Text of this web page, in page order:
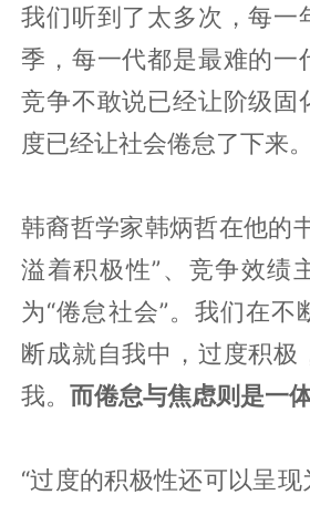
我们听到了太多次，每一
季，每一代都是最难的一
竞争不敢说已经让阶级固
度已经让社会倦怠了下来。
韩裔哲学家韩炳哲在他的
溢着积极性”、竞争效绩
为“倦怠社会”。我们在不
断成就自我中，过度积极
我。而倦怠与焦虑则是一体
“过度的积极性还可以呈现